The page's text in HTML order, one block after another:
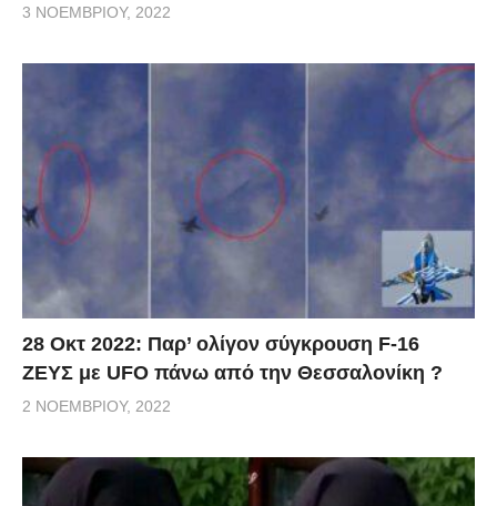
3 ΝΟΕΜΒΡΊΟΥ, 2022
28 Οκτ 2022: Παρ’ ολίγον σύγκρουση F-16
ΖΕΥΣ με UFO πάνω από την Θεσσαλονίκη ?
2 ΝΟΕΜΒΡΊΟΥ, 2022